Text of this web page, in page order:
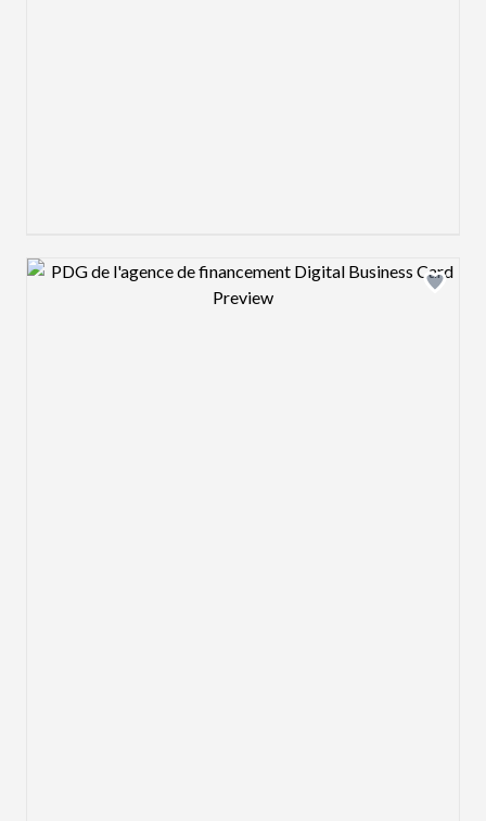
Design preview image